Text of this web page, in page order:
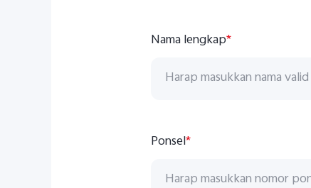
Nama lengkap*
Ponsel*